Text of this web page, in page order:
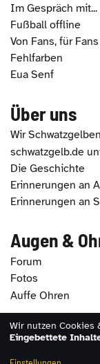
Im Gespräch mit...
Fußball offline
Von Fans, für Fans
Fehlfarben
Eua Senf
Über uns
Wir Schwatzgelben
schwatzgelb.de
Die Geschichte
Erinnerungen an
Erinnerungen an
Augen &
Forum
Fotos
Auffe Ohren
2026 -
Wir nutzen Cookies
Eingebettete